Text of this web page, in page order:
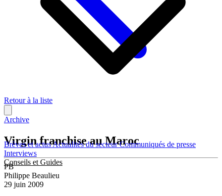
Brèves et actusActualités du secteurCommuniqués de presse
Interviews
Conseils et Guides
Retour à la liste
Archive
Virgin franchise au Maroc
PB
Philippe Beaulieu
29 juin 2009